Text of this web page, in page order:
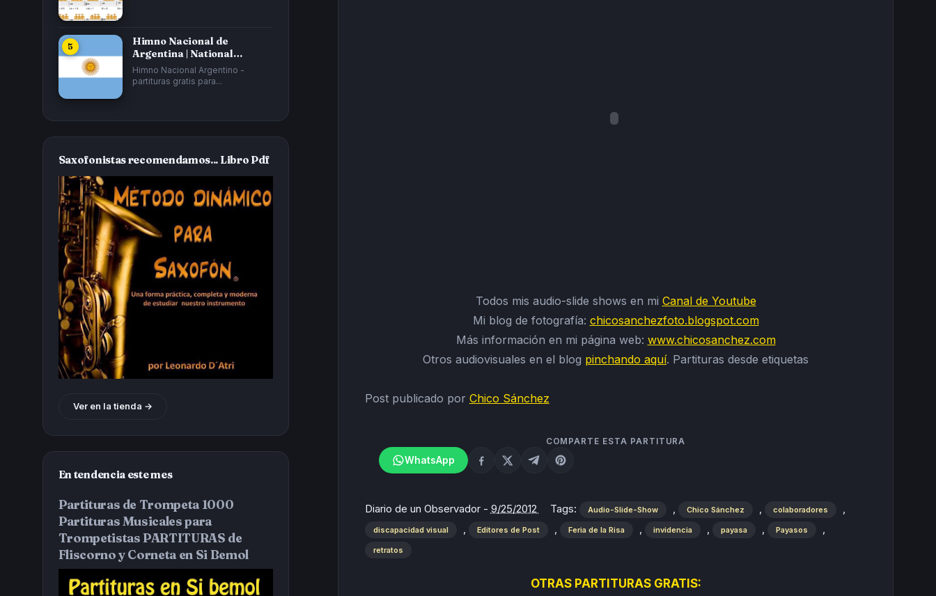
Todos mis audio-slide shows en mi Canal de Youtube
Mi blog de fotografía: chicosanchezfoto.blogspot.com
Más información en mi página web: www.chicosanchez.com
Otros audiovisuales en el blog pinchando aquí. Partituras desde etiquetas
Post publicado por Chico Sánchez
COMPARTE ESTA PARTITURA
WhatsApp
Diario de un Observador - 9/25/2012 Tags: Audio-Slide-Show , Chico Sánchez , colaboradores ,
discapacidad visual , Editores de Post , Feria de la Risa , invidencia , payasa , Payasos ,
retratos
OTRAS PARTITURAS GRATIS:
Himno Nacional de
Argentina | National
Anthem of Argentina...
Himno Nacional Argentino -
partituras gratis para...
Saxofonistas recomendamos... Libro Pdf
Ver en la tienda →
En tendencia este mes
Partituras de Trompeta 1000
Partituras Musicales para
Trompetistas PARTITURAS de
Fliscorno y Corneta en Si Bemol